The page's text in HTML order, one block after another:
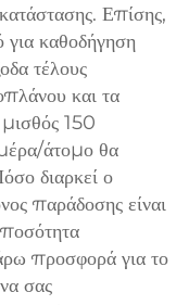
Επίσης,
καθοδήγηση
τέλους
και τα
150
άτομο θα
διαρκεί ο
παράδοσης είναι
προσφορά για το
σας